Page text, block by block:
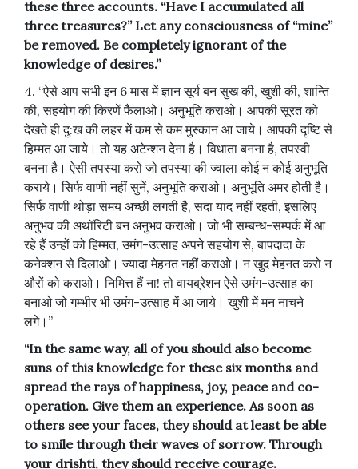
these three accounts. “Have I accumulated all
three treasures?” Let any consciousness of “mine”
be removed. Be completely ignorant of the
knowledge of desires.”
4. “ऐसे आप सभी इन 6 मास में ज्ञान सूर्य बन सुख की, खुशी की, शान्ति
की, सहयोग की किरणें फैलाओ। अनुभूति कराओ। आपकी सूरत को
देखते ही दु:ख की लहर में कम से कम मुस्कान आ जाये। आपकी दृष्टि से
हिम्मत आ जाये। तो यह अटेन्शन देना है। विधाता बनना है, तपस्वी
बनना है। ऐसी तपस्या करो जो तपस्या की ज्वाला कोई न कोई अनुभूति
कराये। सिर्फ वाणी नहीं सुनें, अनुभूति कराओ। अनुभूति अमर होती है।
सिर्फ वाणी थोड़ा समय अच्छी लगती है, सदा याद नहीं रहती, इसलिए
अनुभव की अथॉरिटी बन अनुभव कराओ। जो भी सम्बन्ध-सम्पर्क में आ
रहे हैं उन्हों को हिम्मत, उमंग-उत्साह अपने सहयोग से, बापदादा के
कनेक्शन से दिलाओ। ज्यादा मेहनत नहीं कराओ। न खुद मेहनत करो न
औरों को कराओ। निमित्त हैं ना! तो वायब्रेशन ऐसे उमंग-उत्साह का
बनाओ जो गम्भीर भी उमंग-उत्साह में आ जाये। खुशी में मन नाचने
लगे।”
“In the same way, all of you should also become
suns of this knowledge for these six months and
spread the rays of happiness, joy, peace and co-
operation. Give them an experience. As soon as
others see your faces, they should at least be able
to smile through their waves of sorrow. Through
your drishti, they should receive courage.